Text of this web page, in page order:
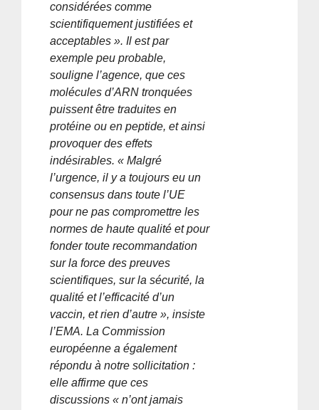
considérées comme
scientifiquement justifiées et
acceptables ». Il est par
exemple peu probable,
souligne l’agence, que ces
molécules d’ARN tronquées
puissent être traduites en
protéine ou en peptide, et ainsi
provoquer des effets
indésirables. « Malgré
l’urgence, il y a toujours eu un
consensus dans toute l’UE
pour ne pas compromettre les
normes de haute qualité et pour
fonder toute recommandation
sur la force des preuves
scientifiques, sur la sécurité, la
qualité et l’efficacité d’un
vaccin, et rien d’autre », insiste
l’EMA. La Commission
européenne a également
répondu à notre sollicitation :
elle affirme que ces
discussions « n’ont jamais